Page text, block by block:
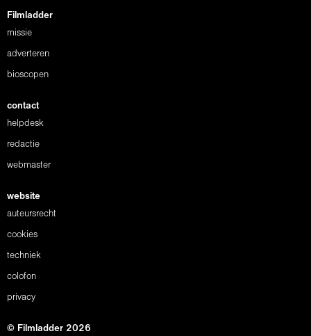
Filmladder
missie
adverteren
bioscopen
contact
helpdesk
redactie
webmaster
website
auteursrecht
cookies
techniek
colofon
privacy
© Filmladder 2026